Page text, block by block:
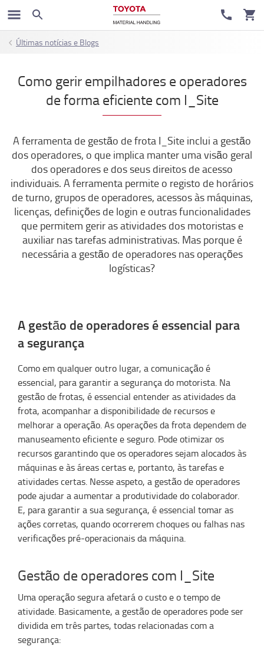
Últimas notícias e Blogs
Como gerir empilhadores e operadores
de forma eficiente com I_Site
A ferramenta de gestão de frota I_Site inclui a gestão
dos operadores, o que implica manter uma visão geral
dos operadores e dos seus direitos de acesso
individuais. A ferramenta permite o registo de horários
de turno, grupos de operadores, acessos às máquinas,
licenças, definições de login e outras funcionalidades
que permitem gerir as atividades dos motoristas e
auxiliar nas tarefas administrativas. Mas porque é
necessária a gestão de operadores nas operações
logísticas?
A gestão de operadores é essencial para
a segurança
Como em qualquer outro lugar, a comunicação é
essencial, para garantir a segurança do motorista. Na
gestão de frotas, é essencial entender as atividades da
frota, acompanhar a disponibilidade de recursos e
melhorar a operação. As operações da frota dependem de
manuseamento eficiente e seguro. Pode otimizar os
recursos garantindo que os operadores sejam alocados às
máquinas e às áreas certas e, portanto, às tarefas e
atividades certas. Nesse aspeto, a gestão de operadores
pode ajudar a aumentar a produtividade do colaborador.
E, para garantir a sua segurança, é essencial tomar as
ações corretas, quando ocorrerem choques ou falhas nas
verificações pré-operacionaisda máquina.
Gestão de operadores com I_Site
Uma operação segura afetará o custo e o tempo de
atividade. Basicamente, a gestão de operadores pode ser
dividida em três partes, todas relacionadas com a
segurança: